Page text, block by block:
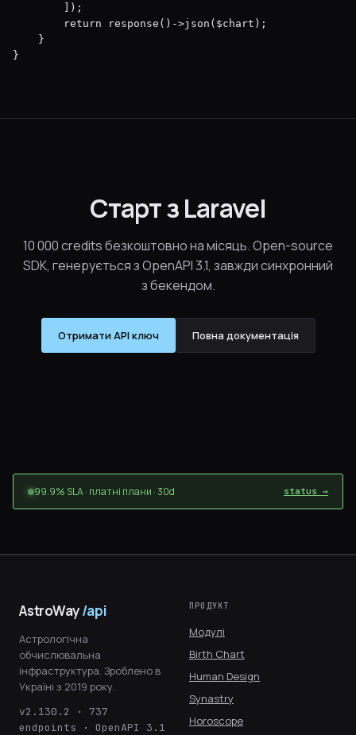
        ]);
        return response()->json($chart);
    }
}
Старт з Laravel
10 000 credits безкоштовно на місяць. Open-source
SDK, генерується з OpenAPI 3.1, завжди синхронний
з бекендом.
Отримати API ключ Повна документація
99.9% SLA · платні плани · 30d status →
AstroWay/api
Астрологічна
обчислювальна
інфраструктура. Зроблено в
Україні з 2019 року.
v2.130.2 · 737
endpoints · OpenAPI 3.1
ПРОДУКТ
Модулі
Birth Chart
Human Design
Synastry
Horoscope